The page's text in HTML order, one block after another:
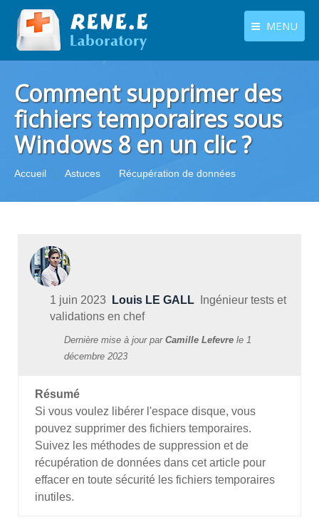
MENU
Centre de téléchargement
Langues
Comment supprimer des
fichiers temporaires sous
Windows 8 en un clic ?
Vous êtes ici :
Accueil Astuces Récupération de données
1 juin 2023 Louis LE GALL Ingénieur tests et
validations en chef
Dernière mise à jour par Camille Lefevre le 1
décembre 2023
Résumé
Si vous voulez libérer l'espace disque, vous
pouvez supprimer des fichiers temporaires.
Suivez les méthodes de suppression et de
récupération de données dans cet article pour
effacer en toute sécurité les fichiers temporaires
inutiles.